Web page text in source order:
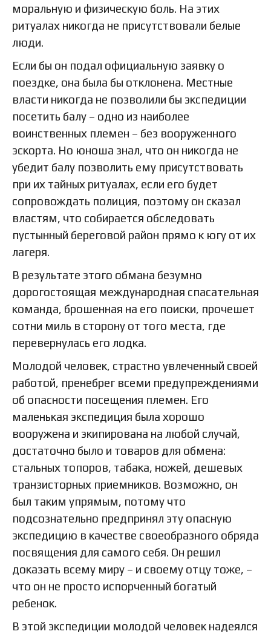
моральную и физическую боль. На этих
ритуалах никогда не присутствовали белые
люди.
Если бы он подал официальную заявку о
поездке, она была бы отклонена. Местные
власти никогда не позволили бы экспедиции
посетить балу – одно из наиболее
воинственных племен – без вооруженного
эскорта. Но юноша знал, что он никогда не
убедит балу позволить ему присутствовать
при их тайных ритуалах, если его будет
сопровождать полиция, поэтому он сказал
властям, что собирается обследовать
пустынный береговой район прямо к югу от их
лагеря.
В результате этого обмана безумно
дорогостоящая международная спасательная
команда, брошенная на его поиски, прочешет
сотни миль в сторону от того места, где
перевернулась его лодка.
Молодой человек, страстно увлеченный своей
работой, пренебрег всеми предупреждениями
об опасности посещения племен. Его
маленькая экспедиция была хорошо
вооружена и экипирована на любой случай,
достаточно было и товаров для обмена:
стальных топоров, табака, ножей, дешевых
транзисторных приемников. Возможно, он
был таким упрямым, потому что
подсознательно предпринял эту опасную
экспедицию в качестве своеобразного обряда
посвящения для самого себя. Он решил
доказать всему миру – и своему отцу тоже, –
что он не просто испорченный богатый
ребенок.
В этой экспедиции молодой человек надеялся